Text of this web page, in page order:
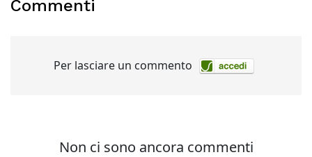
Commenti